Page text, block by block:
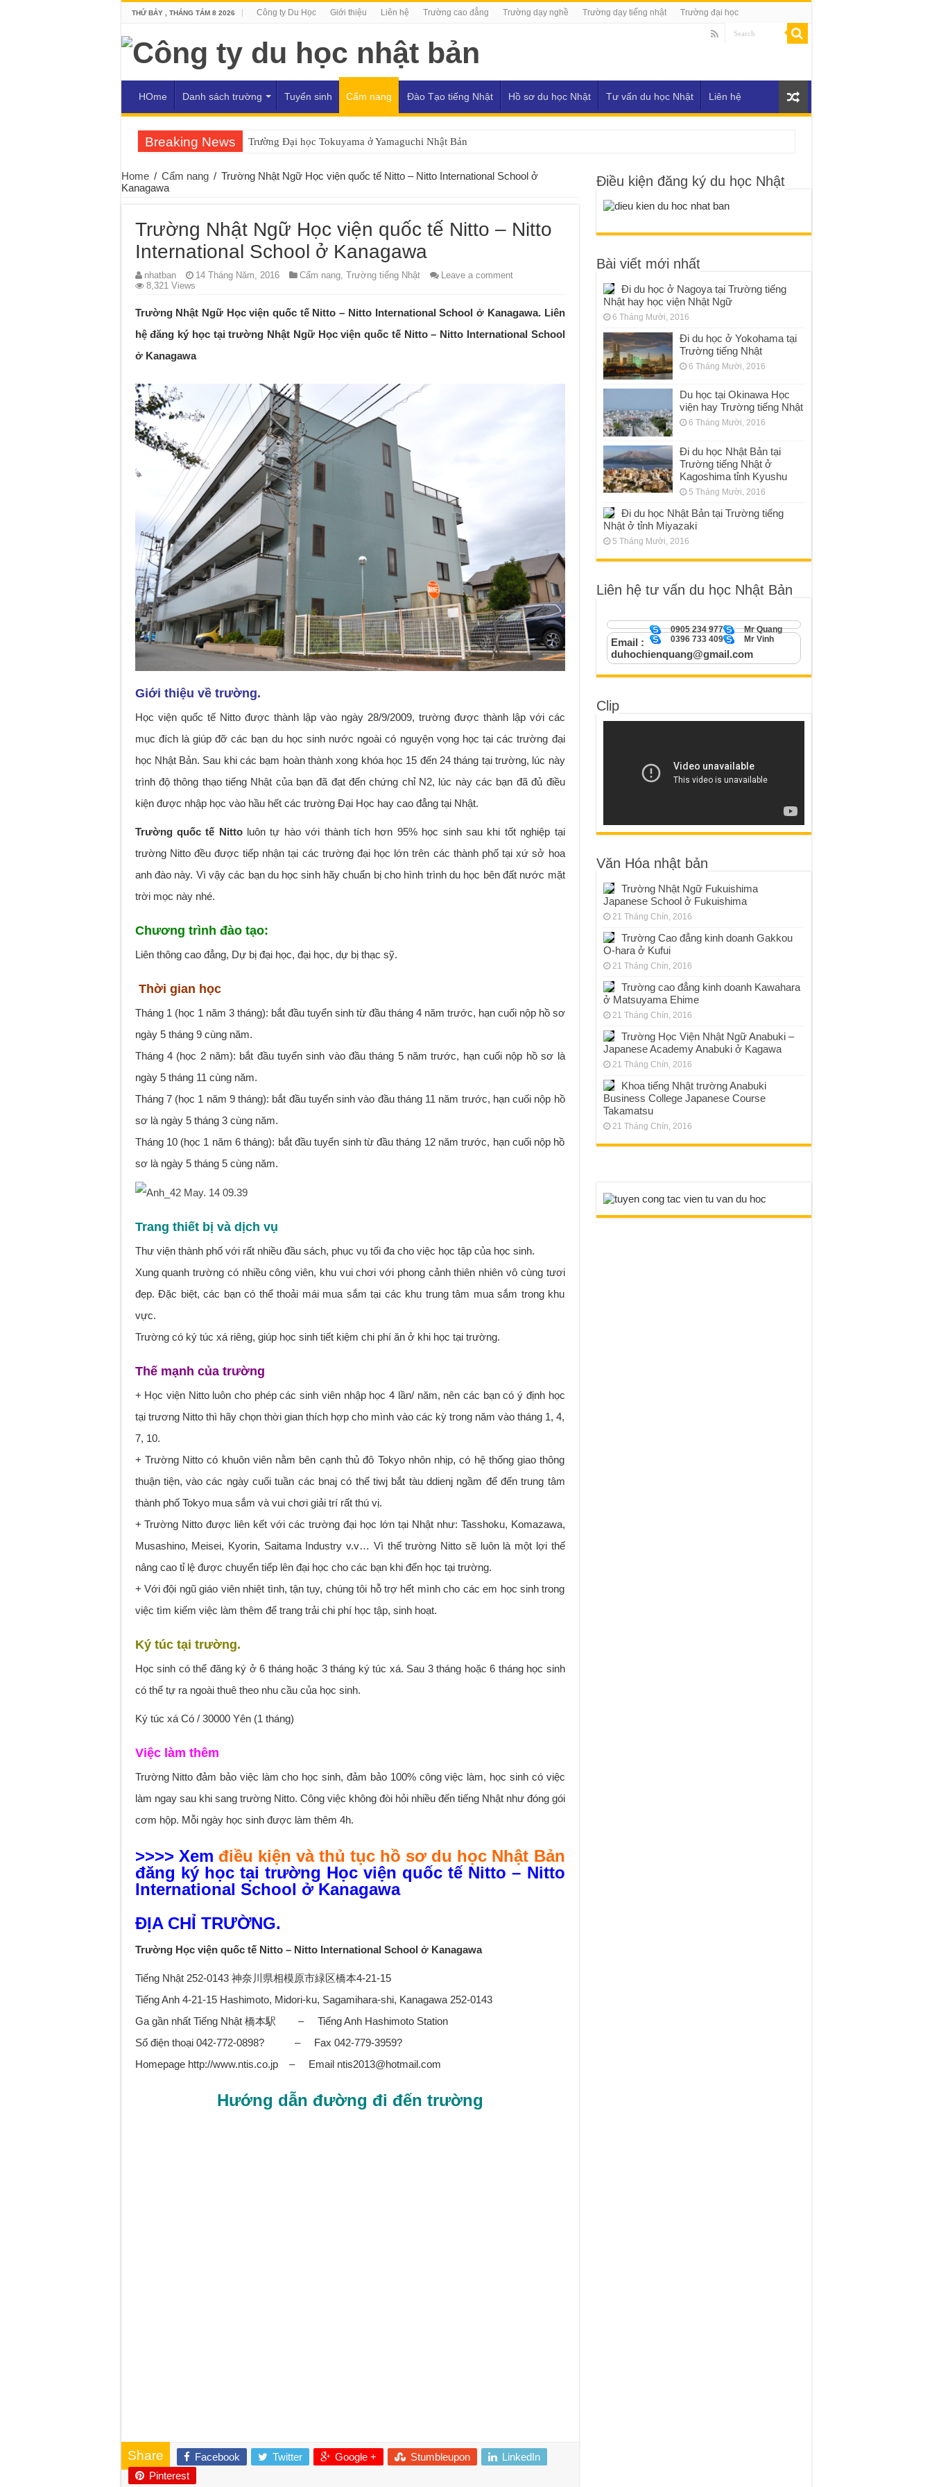
THỨ BẢY , THÁNG TÁM 8 2026 Công ty Du Học Giới thiệu Liên hệ Trường cao đẳng Trường dạy nghề Trường dạy tiếng nhật Trường đại học
HOme Danh sách trường Tuyển sinh Cẩm nang Đào Tạo tiếng Nhật Hồ sơ du học Nhật Tư vấn du học Nhật Liên hệ
Breaking News Trường Đại học Tokuyama ở Yamaguchi Nhật Bản
Home / Cẩm nang / Trường Nhật Ngữ Học viện quốc tế Nitto – Nitto International School ở
Kanagawa
Trường Nhật Ngữ Học viện quốc tế Nitto – Nitto
International School ở Kanagawa
nhatban 14 Tháng Năm, 2016 Cẩm nang, Trường tiếng Nhật
Leave a comment
8,321 Views
Trường Nhật Ngữ Học viện quốc tế Nitto – Nitto International School ở Kanagawa. Liên
hệ đăng ký học tại trường Nhật Ngữ Học viện quốc tế Nitto – Nitto International School
ở Kanagawa
Giới thiệu về trường.
Học viện quốc tế Nitto được thành lập vào ngày 28/9/2009, trường được thành lập với các
mục đích là giúp đỡ các bạn du học sinh nước ngoài có nguyện vọng học tại các trường đại
học Nhật Bản. Sau khi các bạm hoàn thành xong khóa học 15 đến 24 tháng tại trường, lúc này
trình độ thông thạo tiếng Nhật của bạn đã đạt đến chứng chỉ N2, lúc này các bạn đã đủ điều
kiện được nhập học vào hầu hết các trường Đại Học hay cao đẳng tại Nhật.
Trường quốc tế Nittoluôn tự hào với thành tích hơn 95% học sinh sau khi tốt nghiệp tại
trường Nitto đều được tiếp nhận tại các trường đại học lớn trên các thành phố tại xứ sở hoa
anh đào này. Vì vậy các bạn du học sinh hãy chuẩn bị cho hình trình du học bên đất nước mặt
trời mọc này nhé.
Chương trình đào tạo:
Liên thông cao đẳng, Dự bị đại học, đại học, dự bị thạc sỹ.
Thời gian học
Tháng 1 (học 1 năm 3 tháng): bắt đầu tuyển sinh từ đầu tháng 4 năm trước, hạn cuối nộp hồ sơ
ngày 5 tháng 9 cùng năm.
Tháng 4 (học 2 năm): bắt đầu tuyển sinh vào đầu tháng 5 năm trước, hạn cuối nộp hồ sơ là
ngày 5 tháng 11 cùng năm.
Tháng 7 (học 1 năm 9 tháng): bắt đầu tuyển sinh vào đầu tháng 11 năm trước, hạn cuối nộp hồ
sơ là ngày 5 tháng 3 cùng năm.
Tháng 10 (học 1 năm 6 tháng): bắt đầu tuyển sinh từ đầu tháng 12 năm trước, hạn cuối nộp hồ
sơ là ngày 5 tháng 5 cùng năm.
Trang thiết bị và dịch vụ
Thư viện thành phố với rất nhiều đầu sách, phục vụ tối đa cho việc học tập của học sinh.
Xung quanh trường có nhiều công viên, khu vui chơi với phong cảnh thiên nhiên vô cùng tươi
đẹp. Đặc biệt, các bạn có thể thoải mái mua sắm tại các khu trung tâm mua sắm trong khu
vực.
Trường có ký túc xá riêng, giúp học sinh tiết kiệm chi phí ăn ở khi học tại trường.
Thế mạnh của trường
+ Học viện Nitto luôn cho phép các sinh viên nhập học 4 lần/ năm, nên các bạn có ý định học
tại trương Nitto thì hãy chọn thời gian thích hợp cho mình vào các kỳ trong năm vào tháng 1, 4,
7, 10.
+ Trường Nitto có khuôn viên nằm bên cạnh thủ đô Tokyo nhôn nhịp, có hệ thống giao thông
thuận tiện, vào các ngày cuối tuần các bnaj có thể tiwj bắt tàu ddienj ngầm để đến trung tâm
thành phố Tokyo mua sắm và vui chơi giải trí rất thú vị.
+ Trường Nitto được liên kết với các trường đại học lớn tại Nhật như: Tasshoku, Komazawa,
Musashino, Meisei, Kyorin, Saitama Industry v.v… Vì thế trường Nitto sẽ luôn là một lợi thế
nâng cao tỉ lệ được chuyển tiếp lên đại học cho các bạn khi đến học tại trường.
+ Với đội ngũ giáo viên nhiệt tình, tận tụy, chúng tôi hỗ trợ hết mình cho các em học sinh trong
việc tìm kiếm việc làm thêm để trang trải chi phí học tập, sinh hoạt.
Ký túc tại trường.
Học sinh có thể đăng ký ở 6 tháng hoặc 3 tháng ký túc xá. Sau 3 tháng hoặc 6 tháng học sinh
có thể tự ra ngoài thuê theo nhu cầu của học sinh.
Ký túc xá Có / 30000 Yên (1 tháng)
Việc làm thêm
Trường Nitto đảm bảo việc làm cho học sinh, đảm bảo 100% công việc làm, học sinh có việc
làm ngay sau khi sang trường Nitto. Công việc không đòi hỏi nhiều đến tiếng Nhật như đóng gói
cơm hộp. Mỗi ngày học sinh được làm thêm 4h.
>>>> Xem điều kiện và thủ tục hồ sơ du học Nhật Bản
đăng ký học tại trường Học viện quốc tế Nitto – Nitto
International School ở Kanagawa
ĐỊA CHỈ TRƯỜNG.
Trường Học viện quốc tế Nitto – Nitto International School ở Kanagawa
Tiếng Nhật 252-0143 神奈川県相模原市緑区橋本4-21-15
Tiếng Anh 4-21-15 Hashimoto, Midori-ku, Sagamihara-shi, Kanagawa 252-0143
Ga gần nhất Tiếng Nhật 橋本駅 – Tiếng Anh Hashimoto Station
Số điện thoại 042-772-0898? – Fax 042-779-3959?
Homepage http://www.ntis.co.jp – Email ntis2013@hotmail.com
Hướng dẫn đường đi đến trường
Share Facebook Twitter Google + Stumbleupon
LinkedIn
Pinterest
Điều kiện đăng ký du học Nhật
Bài viết mới nhất
Đi du học ở Nagoya tại Trường tiếng
Nhật hay học viện Nhật Ngữ
6 Tháng Mười, 2016
Đi du học ở Yokohama tại
Trường tiếng Nhật
6 Tháng Mười, 2016
Du học tại Okinawa Học
viện hay Trường tiếng Nhật
6 Tháng Mười, 2016
Đi du học Nhật Bản tại
Trường tiếng Nhật ở
Kagoshima tỉnh Kyushu
5 Tháng Mười, 2016
Đi du học Nhật Bản tại Trường tiếng
Nhật ở tỉnh Miyazaki
5 Tháng Mười, 2016
Liên hệ tư vấn du học Nhật Bản
Mr Quang
0905 234 977
Mr Vinh
0396 733 409
Email :
duhochienquang@gmail.com
Clip
Văn Hóa nhật bản
Trường Nhật Ngữ Fukuishima
Japanese School ở Fukuishima
21 Tháng Chín, 2016
Trường Cao đẳng kinh doanh Gakkou
O-hara ở Kufui
21 Tháng Chín, 2016
Trường cao đẳng kinh doanh Kawahara
ở Matsuyama Ehime
21 Tháng Chín, 2016
Trường Học Viện Nhật Ngữ Anabuki –
Japanese Academy Anabuki ở Kagawa
21 Tháng Chín, 2016
Khoa tiếng Nhật trường Anabuki
Business College Japanese Course
Takamatsu
21 Tháng Chín, 2016